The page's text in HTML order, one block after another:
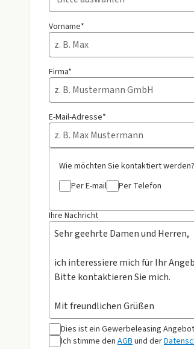
Vorname*
Firma*
E-Mail-Adresse*
Wie möchten Sie kontaktiert werden?
Per E-mail
Per Telefon
Ihre Nachricht
Dies ist ein Gewerbeleasing
Ich stimme den AGBund der